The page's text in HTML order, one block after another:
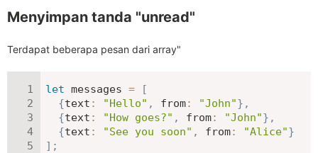
Menyimpan tanda "unread"
Terdapat beberapa pesan dari array"
let messages =
[
{text : "Hello" , from: "John"} ,
{text : "How goes?" , from: "John"} ,
{text : "See you soon" , from: "Alice"}
] ;